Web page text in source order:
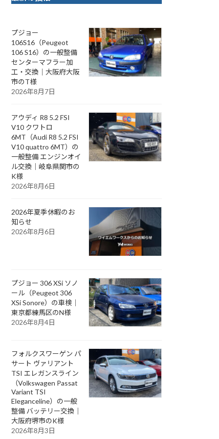
プジョー
106S16（Peugeot
106 S16）の一般整備
センターマフラー加
工・交換｜大阪府大阪
市のT様
2026年8月7日
アウディ R8 5.2 FSI
V10 クワトロ
6MT（Audi R8 5.2 FSI
V10 quattro 6MT）の
一般整備 エンジンオイ
ル交換｜岐阜県関市の
K様
2026年8月6日
2026年夏季休暇のお
知らせ
2026年8月6日
プジョー 306 XSi ソノ
ール（Peugeot 306
XSi Sonore）の車検｜
東京都練馬区のN様
2026年8月4日
フォルクスワーゲン パ
サート ヴァリアント
TSI エレガンスライン
（Volkswagen Passat
Variant TSI
Eleganceline）の一般
整備 バッテリー交換｜
大阪府堺市のK様
2026年8月3日